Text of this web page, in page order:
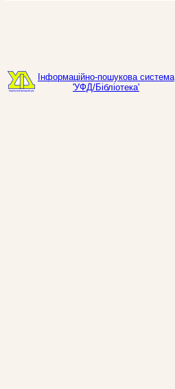
Інформаційно-пошукова система
'УФД/Бібліотека'